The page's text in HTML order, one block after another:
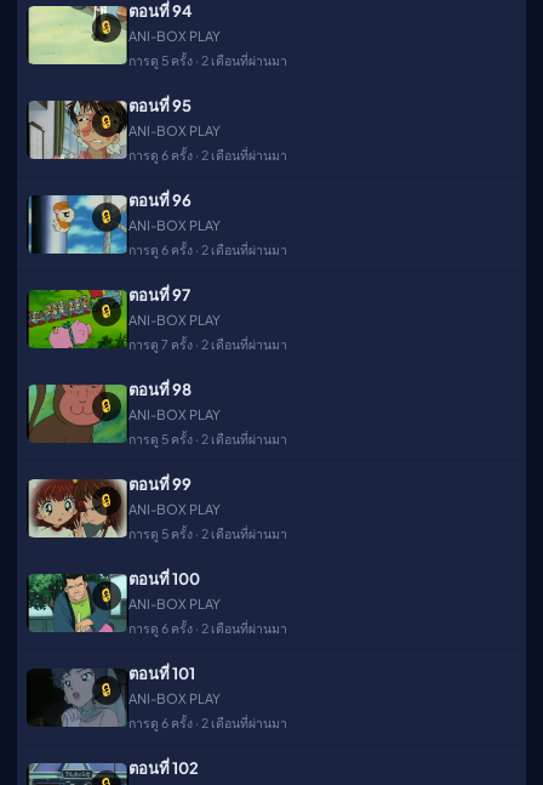
🔒
ตอนที่ 94
ANI-BOX PLAY
การดู 5 ครั้ง · 2 เดือนที่ผ่านมา
🔒
ตอนที่ 95
ANI-BOX PLAY
การดู 6 ครั้ง · 2 เดือนที่ผ่านมา
🔒
ตอนที่ 96
ANI-BOX PLAY
การดู 6 ครั้ง · 2 เดือนที่ผ่านมา
🔒
ตอนที่ 97
ANI-BOX PLAY
การดู 7 ครั้ง · 2 เดือนที่ผ่านมา
🔒
ตอนที่ 98
ANI-BOX PLAY
การดู 5 ครั้ง · 2 เดือนที่ผ่านมา
🔒
ตอนที่ 99
ANI-BOX PLAY
การดู 5 ครั้ง · 2 เดือนที่ผ่านมา
🔒
ตอนที่ 100
ANI-BOX PLAY
การดู 6 ครั้ง · 2 เดือนที่ผ่านมา
🔒
ตอนที่ 101
ANI-BOX PLAY
การดู 6 ครั้ง · 2 เดือนที่ผ่านมา
ตอนที่ 102